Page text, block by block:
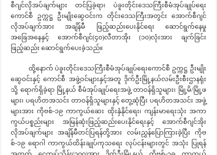
စီဂျင်လိုအပ်ချက်များ တင်ပြခဲ့ရာ၊ ပဲခူးတိုင်းဒေသကြီးစီမံအုပ်ချုပ်ရေး
ကောင်စီ ဥက္ကဋ္ဌ ဦးမျိုးဆွေဝင်းက တိုင်းဒေသကြီးအတွင်း အောက်စီဂျင်
လိုအပ်ချက်အား အချိန်မီ ဖြည့်ဆည်းပေးနိုင်ရေး ဆောင်ရွက်နေမှု
အခြေအနေနှင့် အောက်စီဂျင်(၄၀)လီတာအိုး (၁၀)လုံးအား ချက်ခြင်း
ဖြည့်ဆည်း ဆောင်ရွက်ပေးခဲ့သည်။
ထို့နောက် ပဲခူးတိုင်းဒေသကြီးစီမံအုပ်ချုပ်ရေးကောင်စီ ဥက္ကဋ္ဌ ဦးမျိုး
ဆွေဝင်းနှင့် ကောင်စီ အဖွဲ့ဝင်များနှင့်အတူ ဒိုက်ဦးမြို့နယ်လမ်းဦးစီးဌာနရုံး
သို့ ရောက်ရှိခဲ့ရာ မြို့နယ် စီမံအုပ်ချုပ်ရေးအဖွဲ့ တာဝန်ရှိသူများ၊ မြို့မိ/မြို့ဖ
များ၊ ပရဟိတအသင်း တာဝန်ရှိသူများနှင့် တွေ့ဆုံပြီး ပရဟိတအသင်း အဖွဲ့
များအား ကိုဗစ်-၁၉ ကာကွယ်ဆေး ထိုးနှံနိုင်ရေး၊ ကျန်းမာရေးသုံး အကာ
ကွယ်ပစ္စည်းများ အမြန်ဆုံးဖြည့်ဆည်းပေးနိုင်ရေးနှင့် အောက်စီဂျင်အိုး
လိုအပ်ချက်များ အချိန်မီတင်ပြရန်တို့အား လမ်းညွှန်ပြောကြားခဲ့ပြီး ကိုဗ
စ်-၁၉ ရောဂါ ကာကွယ်ထိန်းချုပ်ကုသရေး လုပ်ငန်းများတွင် အသုံး ပြုရန်